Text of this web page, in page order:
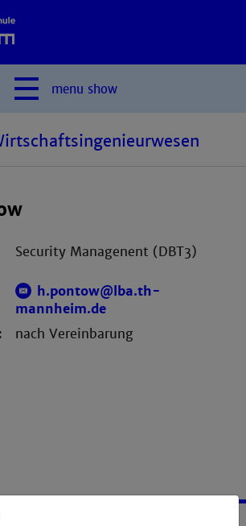
menu show
Security Managenent (DBT3)
h.pontow@lba.th-
mannheim.de
nach Vereinbarung